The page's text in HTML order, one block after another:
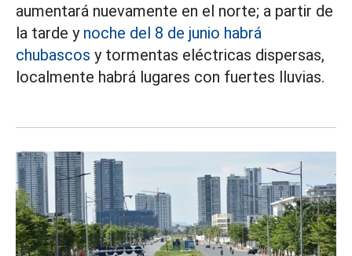
aumentará nuevamente en el norte; a partir de
la tarde y noche del 8 de junio habrá
chubascos y tormentas eléctricas dispersas,
localmente habrá lugares con fuertes lluvias.